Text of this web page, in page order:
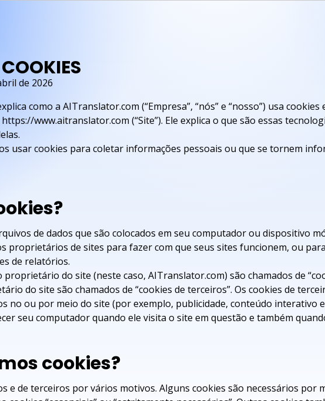
de 2026
como a AITranslator.com (“Empresa”, “nós” e “nosso”) usa
www.aitranslator.com (“Site”). Ele explica o que são essas
usar cookies para coletar informações pessoais ou que se tornem
de dados que são colocados em seu computador ou dispositivo
proprietários de sites para fazer com que seus sites funcionem, ou
de relatórios.
proprietário do site (neste caso, AITranslator.com) são chamados de
do site são chamados de “cookies de terceiros”. Os cookies de
no ou por meio do site (por exemplo, publicidade, conteúdo interativo
seu computador quando ele visita o site em questão e também
cookies?
e de terceiros por vários motivos. Alguns cookies são necessários por